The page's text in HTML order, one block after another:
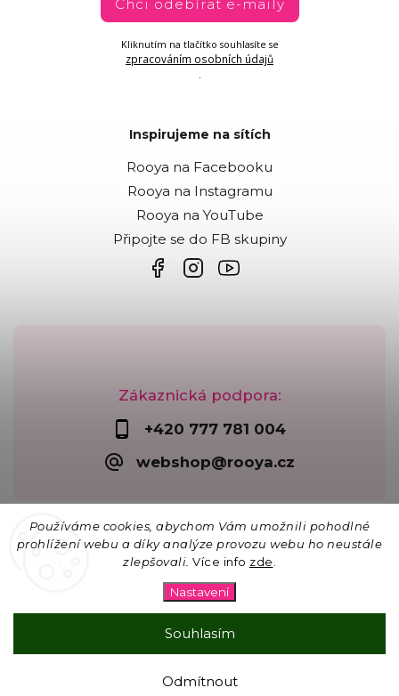
Používáme cookies, abychom Vám umožnili pohodlné
prohlížení webu a díky analýze provozu webu ho neustále
zlepšovali. Více info zde
Nastavení
Odmítnout
Souhlasím
☀ 15% SLEVA na vše na lapače slunce s kódem
Zákaznická podpora:
+420 777 781 004
webshop@rooya.cz
Chci odebírat e-maily
Kliknutím na tlačítko souhlasíte se
zpracováním osobních údajů
.
Inspirujeme na sítích
Rooya na Facebooku
Rooya na Instagramu
Rooya na YouTube
Připojte se do FB skupiny
vyhrazena.
Upravit nastavení cookies
Shoptet | Design